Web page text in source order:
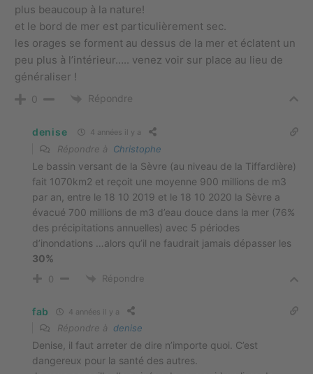
plus beaucoup à la nature!
et le bord de mer est particulièrement sec.
les orages se forment au dessus de la mer et éclatent un
peu plus à l’intérieur….. venez voir sur place au lieu de
généraliser !
0 Répondre
denise 4 années il y a
Répondre à Christophe
Le bassin versant de la Sèvre (au niveau de la Tiffardière)
fait 1070km2 et reçoit une moyenne 900 millions de m3
par an, entre le 18 10 2019 et le 18 10 2020 la Sèvre a
évacué 700 millions de m3 d’eau douce dans la mer (76%
des précipitations annuelles) avec 5 périodes
d’inondations …alors qu’il ne faudrait jamais dépasser les
30%
0 Répondre
fab 4 années il y a
Répondre à denise
Denise, il faut arreter de dire n’importe quoi. C’est
dangereux pour la santé des autres.